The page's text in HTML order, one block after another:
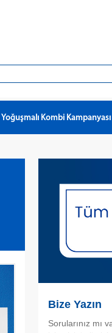
Kombi Kampanyası
Bize Yazın
Sorularınız mı